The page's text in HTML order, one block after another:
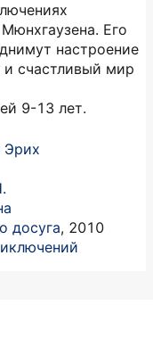
Его
настроение
и счастливый мир
9-13 лет.
Эрих
досуга, 2010